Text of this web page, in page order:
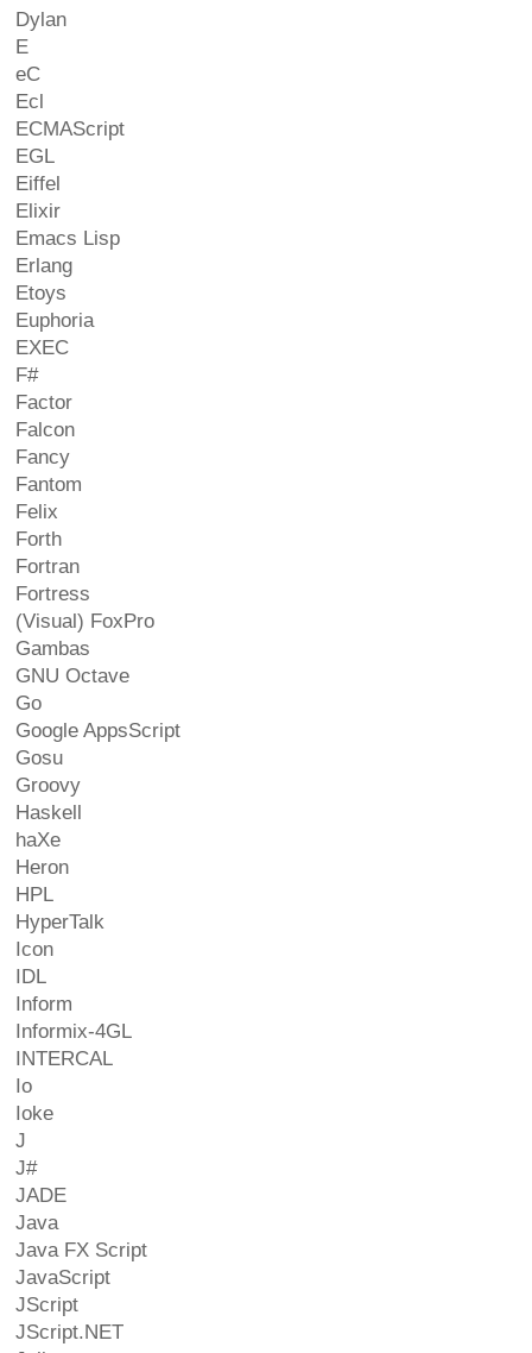
Dylan
E
eC
Ecl
ECMAScript
EGL
Eiffel
Elixir
Emacs Lisp
Erlang
Etoys
Euphoria
EXEC
F#
Factor
Falcon
Fancy
Fantom
Felix
Forth
Fortran
Fortress
(Visual) FoxPro
Gambas
GNU Octave
Go
Google AppsScript
Gosu
Groovy
Haskell
haXe
Heron
HPL
HyperTalk
Icon
IDL
Inform
Informix-4GL
INTERCAL
Io
Ioke
J
J#
JADE
Java
Java FX Script
JavaScript
JScript
JScript.NET